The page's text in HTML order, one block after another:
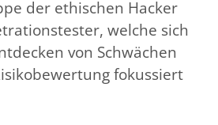
der ethischen Hacker
welche sich
von Schwächen
fokussiert